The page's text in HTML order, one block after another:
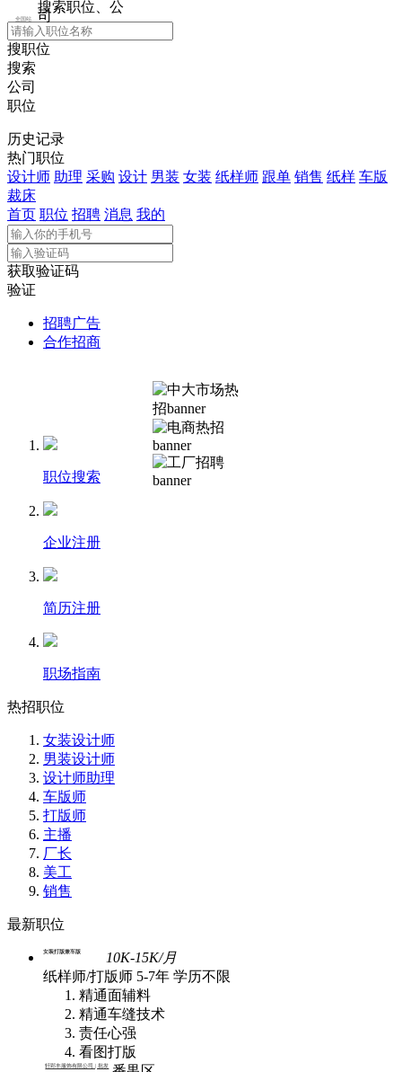
全国站
搜索职位、公
司
搜职位
搜索
公司
职位
历史记录
热门职位
设计师 助理 采购 设计 男装 女装 纸样师 跟单 销售 纸样 车版
裁床
首页 职位 招聘 消息 我的
获取验证码
验证
招聘广告
合作招商
职位搜索
企业注册
简历注册
职场指南
热招职位
女装设计师
男装设计师
设计师助理
车版师
打版师
主播
厂长
美工
销售
最新职位
女装打版兼车版
10K-15K/月
纸样师/打版师 5-7年 学历不限
精通面辅料
精通车缝技术
责任心强
看图打版
轩郢丰服饰有限公司 | 批发